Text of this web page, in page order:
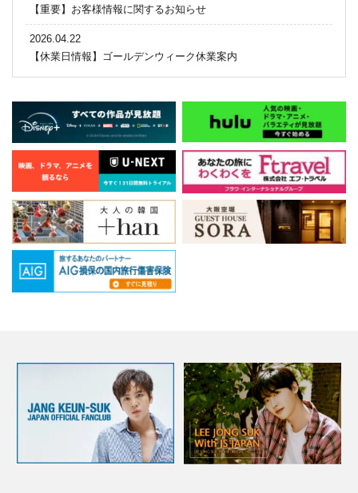
【重要】お客様情報に関するお知らせ
2026.04.22
【休業日情報】ゴールデンウィーク休業案内